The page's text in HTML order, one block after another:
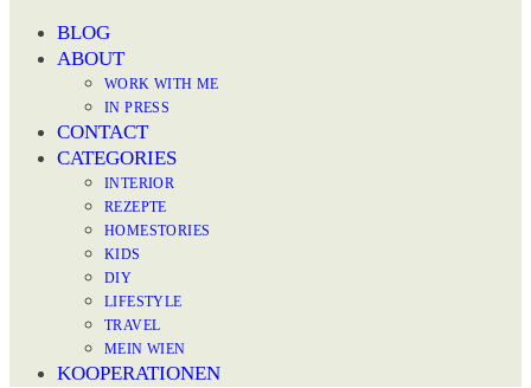
BLOG
ABOUT
WORK WITH ME
IN PRESS
CONTACT
CATEGORIES
INTERIOR
REZEPTE
HOMESTORIES
KIDS
DIY
LIFESTYLE
TRAVEL
MEIN WIEN
KOOPERATIONEN